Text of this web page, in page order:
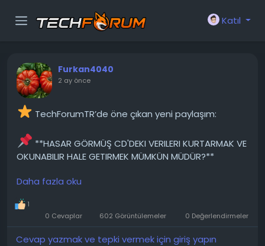
Katıl
Furkan4040
2 ay önce
TechForumTR’de öne çıkan yeni paylaşım:
**HASAR GÖRMÜŞ CD'DEKI VERILERI KURTARMAK VE
OKUNABILIR HALE GETIRMEK MÜMKÜN MÜDÜR?**
Diyelim ki, eski bir veri CD'm var ve ne yazık ki,
ihmal veya hatta kötü niyet sonucu birileri tarafından
birkaç parçaya ayrılmış. Bu verileri içeren bir yedek
dosya da yok edilmiş ve artık mevcut değil. CD
oldukça eski, yaklaşık 15 yıllık diyelim. Şu anda orijinal
Daha fazla oku
1
0 Cevaplar
602 Görüntülemeler 0 Değerlendirmeler
Cevap yazmak ve tepki vermek için giriş yapın